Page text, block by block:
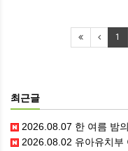
1
최근글
2026.08.07 한 여름 밤
2026.08.02 유아유치부